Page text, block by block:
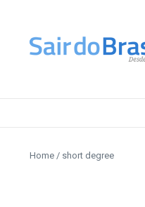
Home / short degree